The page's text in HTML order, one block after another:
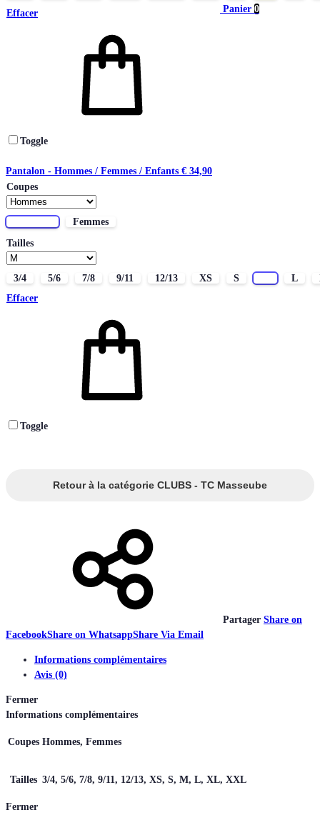
Panier 0
Effacer
Toggle
Pantalon - Hommes / Femmes / Enfants € 34,90
Coupes
Femmes
Tailles
3/4 5/6 7/8 9/11 12/13 XS S L
Effacer
Toggle
Retour à la catégorie CLUBS - TC Masseube
Partager Share on
FacebookShare on WhatsappShare Via Email
Informations complémentaires
Avis (0)
Fermer
Informations complémentaires
Coupes Hommes, Femmes
Tailles 3/4, 5/6, 7/8, 9/11, 12/13, XS, S, M, L, XL, XXL
Fermer